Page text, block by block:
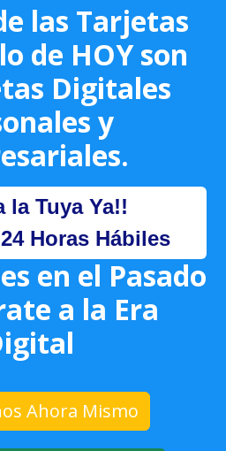
las Tarjetas
de HOY son
Digitales
y
la Tuya Ya!!
Horas Hábiles
en el Pasado
a la Era
Ahora Mismo